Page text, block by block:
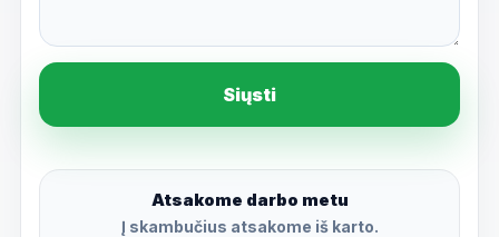
Siųsti
Atsakome darbo metu
Į skambučius atsakome iš karto.